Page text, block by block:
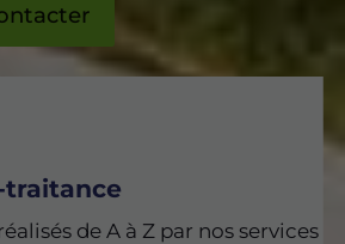
traitance
de A à Z par nos services